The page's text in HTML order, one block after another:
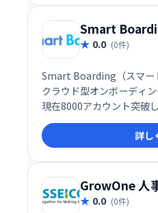
Smart
0.0 (0件)
Smart Boarding（スマー
クラウド型オンボーディ
現在8000アカウント突破し
詳し
GrowOne 人
0.0 (0件)